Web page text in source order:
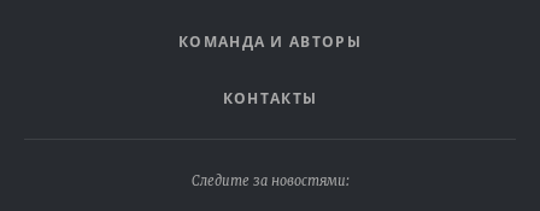
КОМАНДА И АВТОРЫ
КОНТАКТЫ
Следите за новостями: